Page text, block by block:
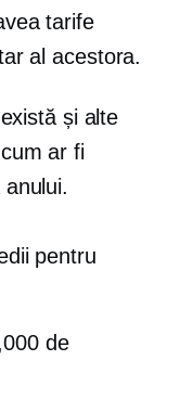
tarife
al acestora.
și alte
ar fi
pentru
de